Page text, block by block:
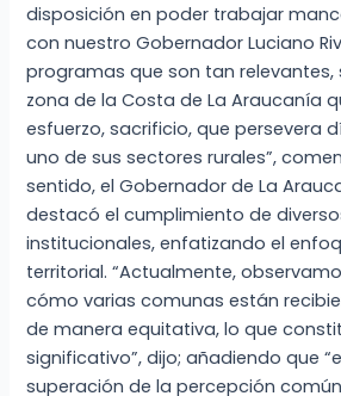
disposición en poder trabajar
con nuestro Gobernador Luciano
programas que son tan
zona de la Costa de La Araucanía
esfuerzo, sacrificio, que persevera
uno de sus sectores rurales”,
sentido, el Gobernador de La
destacó el cumplimiento de
institucionales, enfatizando el
territorial. “Actualmente,
cómo varias comunas están
de manera equitativa, lo que
significativo”, dijo; añadiendo que
superación de la percepción